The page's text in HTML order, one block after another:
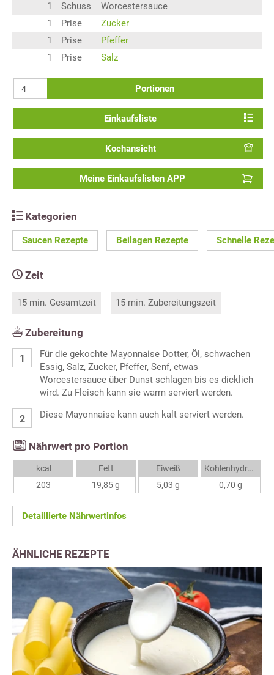
1
Schuss
Worcestersauce
1
Prise
Zucker
1
Prise
Pfeffer
1
Prise Salz
Portionen
Einkaufsliste
Kochansicht
Meine Einkaufslisten APP
Kategorien
Saucen Rezepte Beilagen Rezepte Schnelle
Zeit
15 min. Gesamtzeit 15 min. Zubereitungszeit
Zubereitung
Für die gekochte Mayonnaise Dotter, Öl, schwachen
Essig, Salz, Zucker, Pfeffer, Senf, etwas
Worcestersauce über Dunst schlagen bis es dicklich
wird. Zu Fleisch kann sie warm serviert werden.
Diese Mayonnaise kann auch kalt serviert werden.
Nährwert pro Portion
kcal
203
Fett
19,85 g
Eiweiß
5,03 g
Kohlenhydrate
0,70 g
Detaillierte Nährwertinfos
ÄHNLICHE REZEPTE